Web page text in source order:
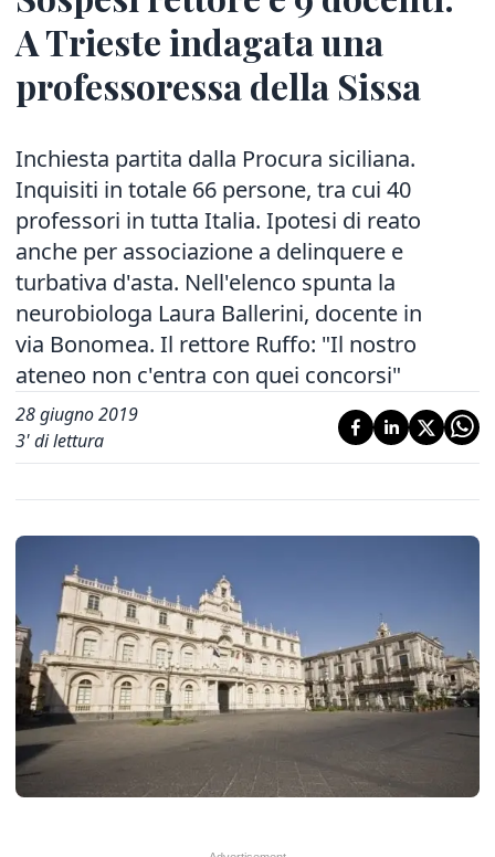
A Trieste indagata una
professoressa della Sissa
Inchiesta partita dalla Procura siciliana.
Inquisiti in totale 66 persone, tra cui 40
professori in tutta Italia. Ipotesi di reato
anche per associazione a delinquere e
turbativa d'asta. Nell'elenco spunta la
neurobiologa Laura Ballerini, docente in
via Bonomea. Il rettore Ruffo: "Il nostro
ateneo non c'entra con quei concorsi"
28 giugno 2019
3' di lettura